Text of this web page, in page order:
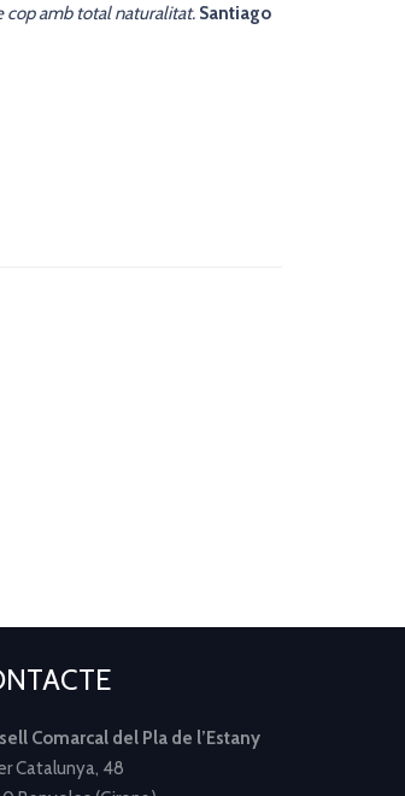
cop amb total naturalitat. Santiago
Comarcal del Pla de l’Estany
Catalunya, 48